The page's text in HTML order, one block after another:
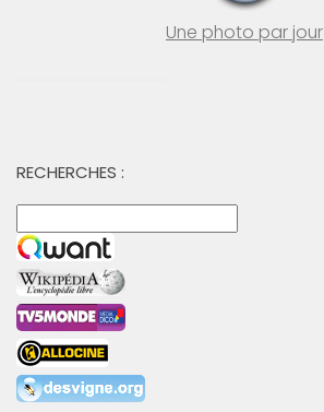
Une photo par jour
RECHERCHES :